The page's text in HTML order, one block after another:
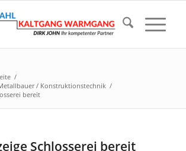
/
/ Konstruktionstechnik /
bereit
Schlosserei bereit